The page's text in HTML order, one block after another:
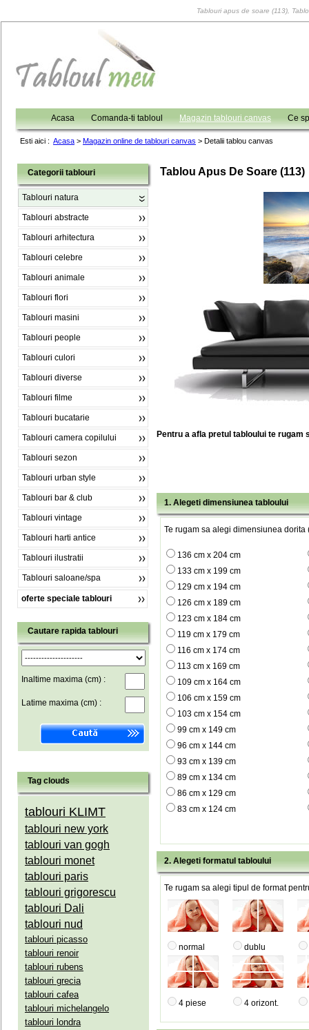
Tablouri apus de soare (113),
Acasa Comanda-ti tabloul Magazin tablouri canvas Ce
Esti aici : Acasa > Magazin online de tablouri canvas > Detalii tablou canvas
Categorii tablouri
Tablouri natura
Tablouri abstracte
Tablouri arhitectura
Tablouri celebre
Tablouri animale
Tablouri flori
Tablouri masini
Tablouri people
Tablouri culori
Tablouri diverse
Tablouri filme
Tablouri bucatarie
Tablouri camera copilului
Tablouri sezon
Tablouri urban style
Tablouri bar & club
Tablouri vintage
Tablouri harti antice
Tablouri ilustratii
Tablouri saloane/spa
oferte speciale tablouri
Cautare rapida tablouri
Inaltime maxima (cm) :
Latime maxima (cm) :
Tag clouds
tablouri KLIMT
tablouri new york
tablouri van gogh
tablouri monet
tablouri paris
tablouri grigorescu
tablouri Dali
tablouri nud
tablouri picasso
tablouri renoir
tablouri rubens
tablouri grecia
tablouri cafea
tablouri michelangelo
tablouri londra
Tablou Apus De Soare (113)
Pentru a afla pretul tabloului te rugam
1. Alegeti dimensiunea tabloului
Te rugam sa alegi dimensiunea dorita
136 cm x 204 cm
133 cm x 199 cm
129 cm x 194 cm
126 cm x 189 cm
123 cm x 184 cm
119 cm x 179 cm
116 cm x 174 cm
113 cm x 169 cm
109 cm x 164 cm
106 cm x 159 cm
103 cm x 154 cm
99 cm x 149 cm
96 cm x 144 cm
93 cm x 139 cm
89 cm x 134 cm
86 cm x 129 cm
83 cm x 124 cm
2. Alegeti formatul tabloului
Te rugam sa alegi tipul de format
normal dublu
4 piese 4 orizont.